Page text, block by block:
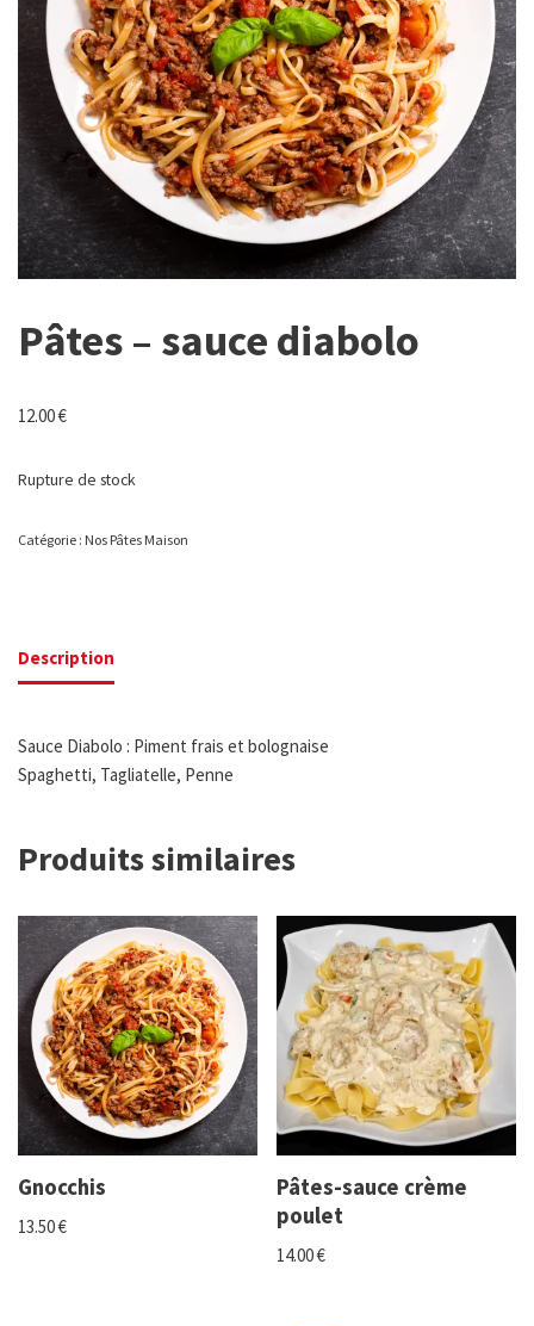
Pâtes – sauce diabolo
12.00€
Rupture de stock
Catégorie : Nos Pâtes Maison
Description
Sauce Diabolo : Piment frais et bolognaise
Spaghetti, Tagliatelle, Penne
Produits similaires
Gnocchis
13.50€
Pâtes-sauce crème
poulet
14.00€